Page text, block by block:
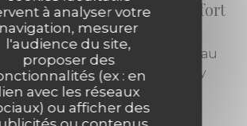
à analyser votre
navigation, mesurer
l'audience du site,
proposer des
(ex : en
lien avec les réseaux
ou afficher des
cuisine ouverte démarre fort
ce soit un lieu de vie »
a récemment ouvert au
s’adapte aux saisons et on y
de la gastronomie
pas seulement.